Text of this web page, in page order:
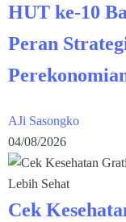
HUT ke-10
Peran
AJi Sasongko
04/08/2026
Cek